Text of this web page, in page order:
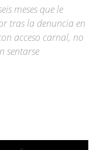
meses que le
tras la denuncia en
acceso carnal, no
sentarse